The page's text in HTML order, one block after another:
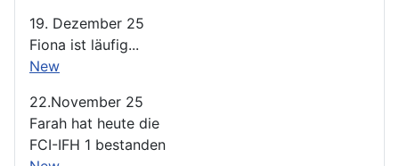
19. Dezember 25
Fiona ist läufig...
New
22.November 25
Farah hat heute die
FCI-IFH 1 bestanden